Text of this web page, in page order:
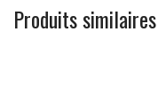
Produits similaires